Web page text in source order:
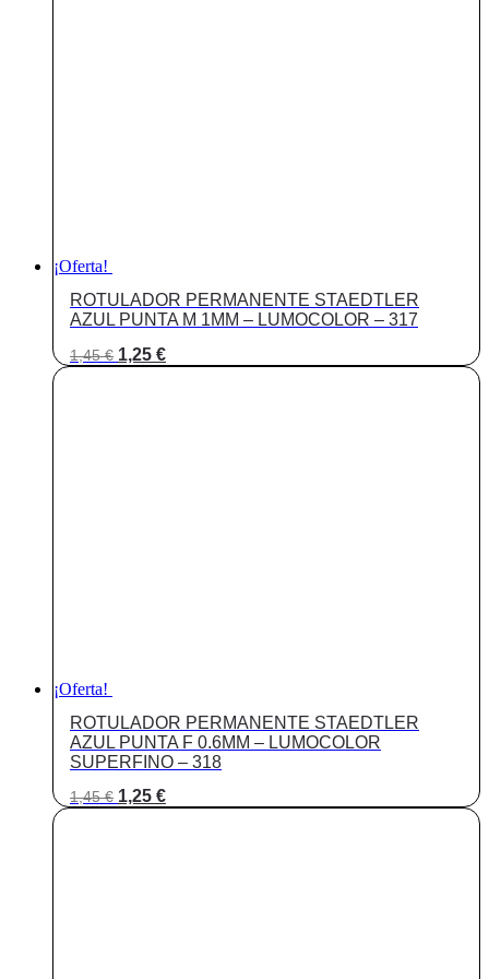
¡Oferta!
ROTULADOR PERMANENTE STAEDTLER
AZUL PUNTA M 1MM – LUMOCOLOR – 317
1,45€ El
precio
1,25 €El
precio
¡Oferta!
ROTULADOR PERMANENTE STAEDTLER
AZUL PUNTA F 0.6MM – LUMOCOLOR
SUPERFINO – 318
1,45€ El
precio
1,25 €El
precio